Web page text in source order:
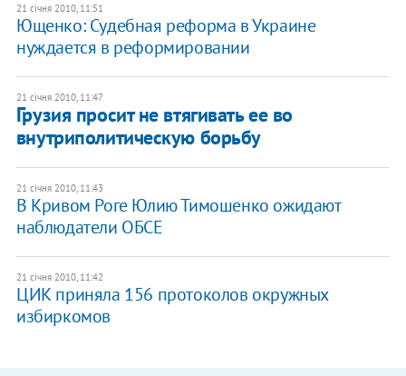
21 січня 2010, 11:51
Ющенко: Судебная реформа в Украине
нуждается в реформировании
21 січня 2010, 11:47
Грузия просит не втягивать ее во
внутриполитическую борьбу
21 січня 2010, 11:43
В Кривом Роге Юлию Тимошенко ожидают
наблюдатели ОБСЕ
21 січня 2010, 11:42
ЦИК приняла 156 протоколов окружных
избиркомов